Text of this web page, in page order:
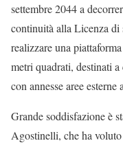
settembre 2044 a
continuità alla Licenza di
realizzare una
metri quadrati, destinati
con annesse aree esterne
Grande soddisfazione è
Agostinelli, che ha